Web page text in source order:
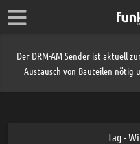
Der DRM-AM Sender ist aktuell
Austausch von Bauteilen nötig
Tag -